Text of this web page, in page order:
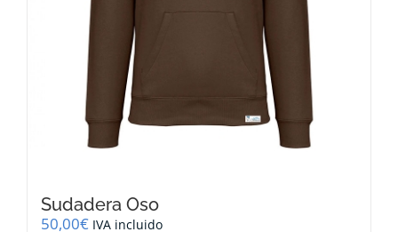
Sudadera Oso
50,00€ IVA incluido